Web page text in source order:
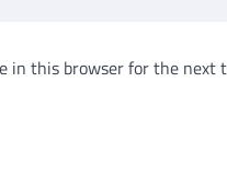
in this browser for the next